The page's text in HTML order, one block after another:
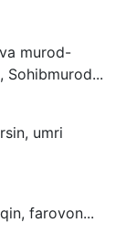
murod-
Sohibmurod...
umri
farovon...